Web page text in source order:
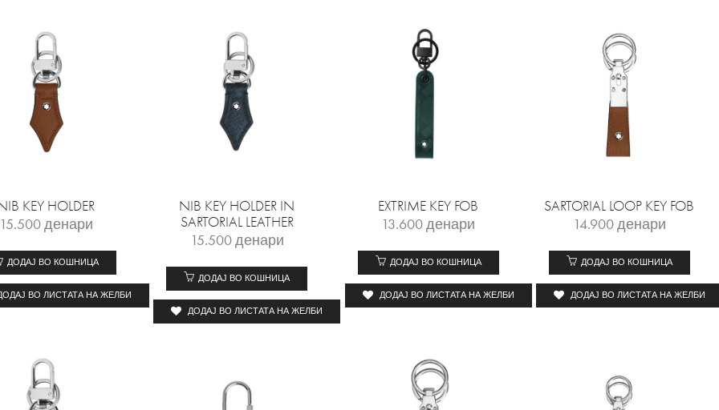
KEY HOLDER
денари
ДОДАЈ ВО КОШНИЦА
ВО ЛИСТАТА НА ЖЕЛБИ
NIB KEY HOLDER IN
SARTORIAL LEATHER
15.500денари
ДОДАЈ ВО КОШНИЦА
ДОДАЈ ВО ЛИСТАТА НА ЖЕЛБИ
EXTRIME KEY FOB
13.600денари
ДОДАЈ ВО КОШНИЦА
ДОДАЈ ВО ЛИСТАТА НА ЖЕЛБИ
SARTORIAL LOOP KEY FOB
14.900денари
ДОДАЈ ВО КОШНИЦА
ДОДАЈ ВО ЛИСТАТА НА ЖЕЛБИ